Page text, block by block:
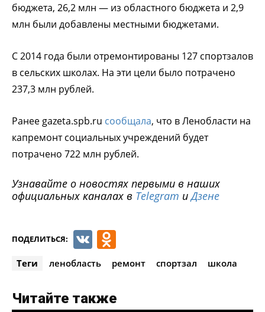
бюджета, 26,2 млн — из областного бюджета и 2,9
млн были добавлены местными бюджетами.
С 2014 года были отремонтированы 127 спортзалов
в сельских школах. На эти цели было потрачено
237,3 млн рублей.
Ранее gazeta.spb.ru сообщала, что в Ленобласти на
капремонт социальных учреждений будет
потрачено 722 млн рублей.
Узнавайте о новостях первыми в наших
официальных каналах в Telegram иДзене
ПОДЕЛИТЬСЯ: VK
Теги ленобласть ремонт спортзал школа
Читайте также